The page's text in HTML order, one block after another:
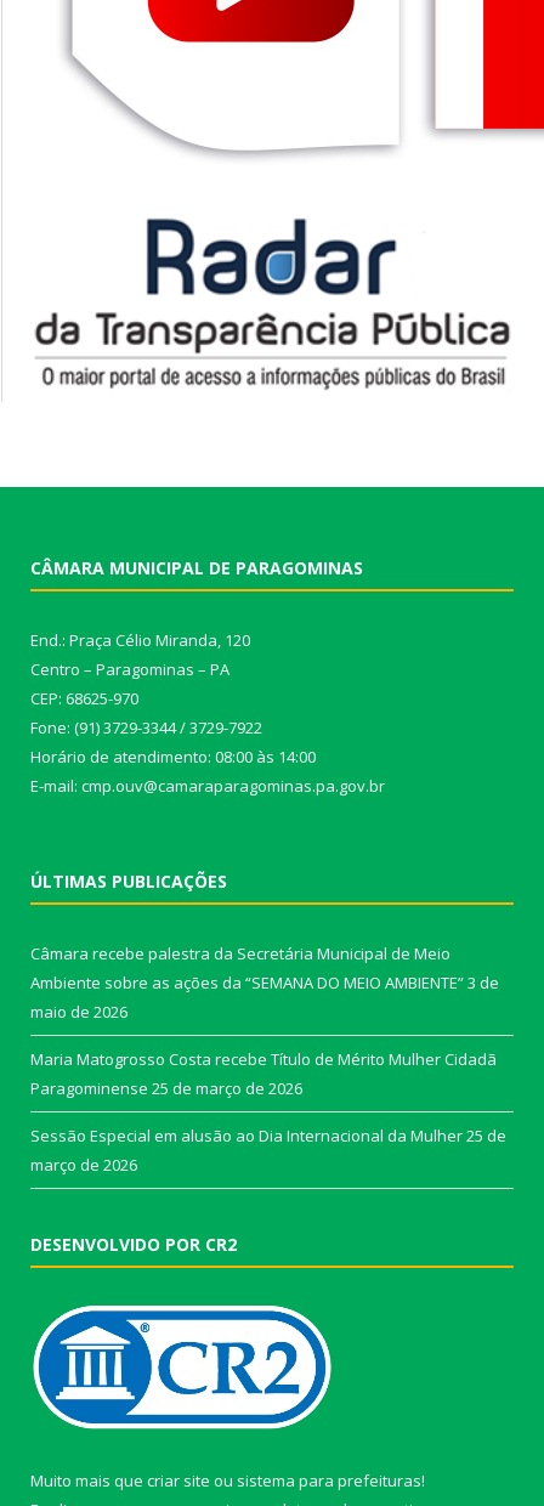
CÂMARA MUNICIPAL DE PARAGOMINAS
End.: Praça Célio Miranda, 120
Centro – Paragominas – PA
CEP: 68625-970
Fone: (91) 3729-3344 / 3729-7922
Horário de atendimento: 08:00 às 14:00
E-mail: cmp.ouv@camaraparagominas.pa.gov.br
ÚLTIMAS PUBLICAÇÕES
Câmara recebe palestra da Secretária Municipal de Meio
Ambiente sobre as ações da “SEMANA DO MEIO AMBIENTE”3 de
maio de 2026
Maria Matogrosso Costa recebe Título de Mérito Mulher Cidadã
Paragominense 25 de março de 2026
Sessão Especial em alusão ao Dia Internacional da Mulher25 de
março de 2026
DESENVOLVIDO POR CR2
Muito mais que criar site ou sistema para prefeituras!